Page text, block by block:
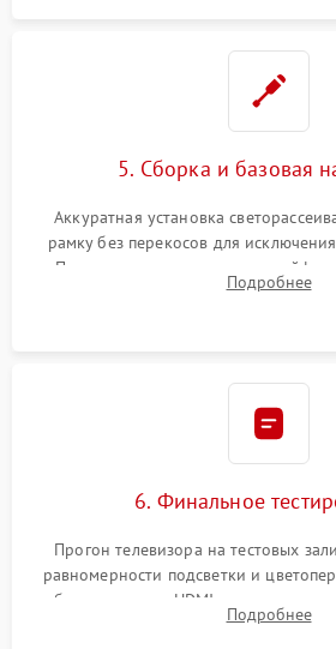
5. Сборка и базовая
Аккуратная установка
рамку без перекосов для
Подключение внутренних шлейфов.
Сброс настроек и обновление
Подробнее
6. Финальное
Прогон телевизора на тестовых
равномерности подсветки и
работы разъемов HDMI, динамиков,
в рабочем режиме в течение
Подробнее